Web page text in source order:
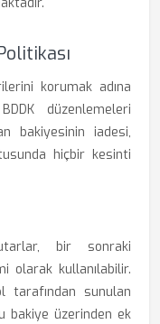
korumak adına
düzenlemeleri
bakiyesinin iadesi,
hiçbir kesinti
bir sonraki
olarak kullanılabilir.
tarafından sunulan
bakiye üzerinden ek